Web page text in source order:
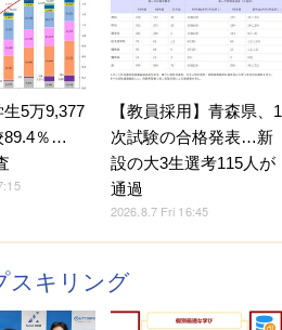
5万9,377
89.4％…
【教員採用】青森県、1
次試験の合格発表…新
設の大3生選考115人が
通過
2026.8.7 Fri 16:45
スキリング